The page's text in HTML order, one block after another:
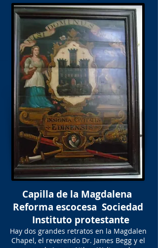
Capilla de la Magdalena
Reforma escocesa Sociedad
Instituto protestante
Hay dos grandes retratos en la Magdalen
Chapel, el reverendo Dr. James Begg y el